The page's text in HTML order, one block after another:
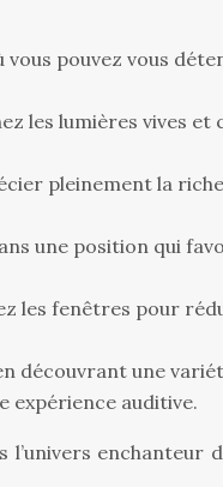
pouvez vous
les lumières vives
pleinement la
une position qui
les fenêtres pour
découvrant une
expérience auditive.